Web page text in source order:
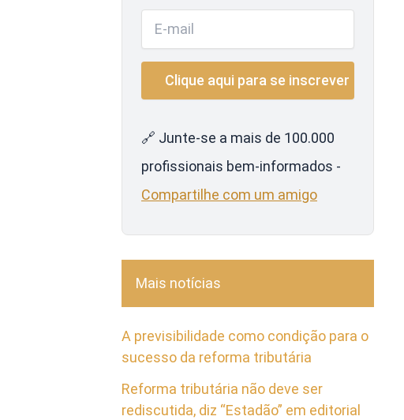
🔗 Junte-se a mais de 100.000
profissionais bem-informados -
Compartilhe com um amigo
Mais notícias
A previsibilidade como condição para o
sucesso da reforma tributária
Reforma tributária não deve ser
rediscutida, diz “Estadão” em editorial